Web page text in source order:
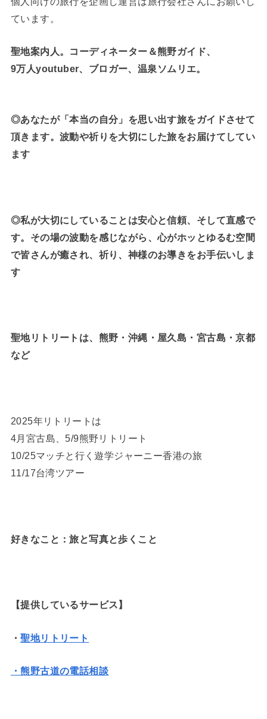
ています。
聖地案内人。コーディネーター＆熊野ガイド、
9万人youtuber、ブロガー、温泉ソムリエ。
◎あなたが「本当の自分」を思い出す旅をガイドさせて
頂きます。波動や祈りを大切にした旅をお届けてしてい
ます
◎私が大切にしていることは安心と信頼、そして直感で
す。その場の波動を感じながら、心がホッとゆるむ空間
で皆さんが癒され、祈り、神様のお導きをお手伝いしま
す
聖地リトリートは、熊野・沖縄・屋久島・宮古島・京都
など
2025年リトリートは
4月宮古島、5/9熊野リトリート
10/25マッチと行く遊学ジャーニー香港の旅
11/17台湾ツアー
好きなこと：旅と写真と歩くこと
【提供しているサービス】
・聖地リトリート
・熊野古道の電話相談